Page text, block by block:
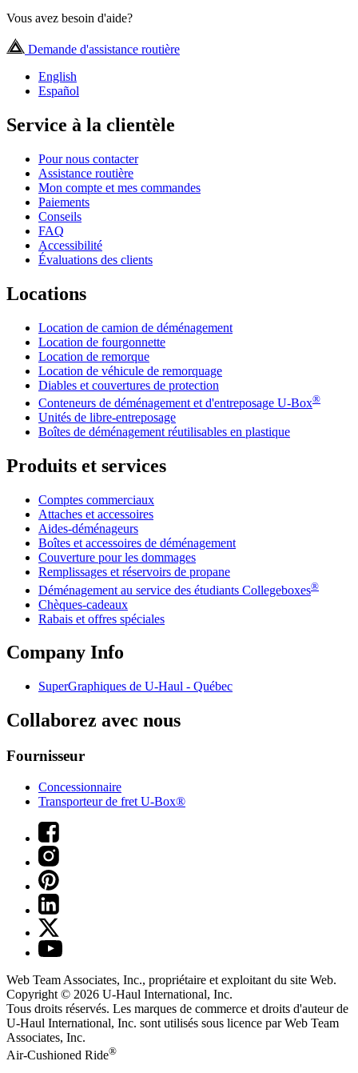
Vous avez besoin d'aide?
Demande d'assistance routière
English
Español
Service à la clientèle
Pour nous contacter
Assistance routière
Mon compte et mes commandes
Paiements
Conseils
FAQ
Accessibilité
Évaluations des clients
Locations
Location de camion de déménagement
Location de fourgonnette
Location de remorque
Location de véhicule de remorquage
Diables et couvertures de protection
Conteneurs de déménagement et d'entreposage U-Box®
Unités de libre-entreposage
Boîtes de déménagement réutilisables en plastique
Produits et services
Comptes commerciaux
Attaches et accessoires
Aides-déménageurs
Boîtes et accessoires de déménagement
Couverture pour les dommages
Remplissages et réservoirs de propane
Déménagement au service des étudiants Collegeboxes®
Chèques-cadeaux
Rabais et offres spéciales
Company Info
SuperGraphiques de U-Haul - Québec
Collaborez avec nous
Fournisseur
Concessionnaire
Transporteur de fret U-Box®
Web Team Associates, Inc., propriétaire et exploitant du site Web.
Copyright © 2026 U-Haul International, Inc.
Tous droits réservés. Les marques de commerce et droits d'auteur de
U-Haul International, Inc. sont utilisés sous licence par Web Team
Associates, Inc.
Air-Cushioned Ride®